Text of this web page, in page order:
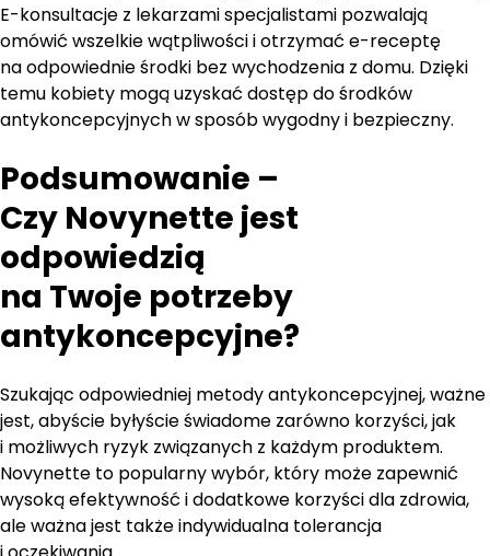
E-konsultacje z lekarzami specjalistami pozwalają
omówić wszelkie wątpliwości i otrzymać e-receptę
na odpowiednie środki bez wychodzenia z domu. Dzięki
temu kobiety mogą uzyskać dostęp do środków
antykoncepcyjnych w sposób wygodny i bezpieczny.
Podsumowanie –
Czy Novynette jest
odpowiedzią
na Twoje potrzeby
antykoncepcyjne?
Szukając odpowiedniej metody antykoncepcyjnej, ważne
jest, abyście byłyście świadome zarówno korzyści, jak
i możliwych ryzyk związanych z każdym produktem.
Novynette to popularny wybór, który może zapewnić
wysoką efektywność i dodatkowe korzyści dla zdrowia,
ale ważna jest także indywidualna tolerancja